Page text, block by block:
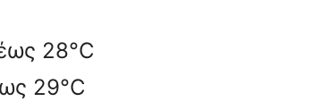
28°C
29°C